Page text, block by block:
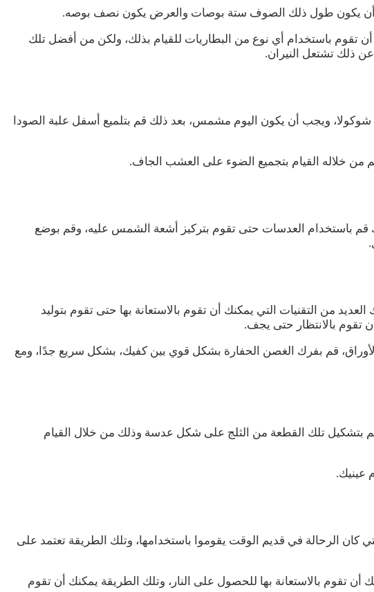
أن يكون طول ذلك الصوف ستة بوصات والعرض يكون نصف بوصه.
تقوم باستخدام أي نوع من البطاريات للقيام بذلك، ولكن من أفضل تلك
ذلك تشتعل النيران.
شوكولا، ويجب أن يكون اليوم مشمس، بعد ذلك قم بتلميع أسفل علبة الصودا
من خلاله القيام بتجميع الضوء على العشب الجاف.
قم باستخدام العدسات حتى تقوم بتركيز أشعة الشمس عليه، وقم بوضع
من التقنيات التي يمكنك أن تقوم بالاستعانة بها حتى تقوم بتوليد
تقوم بالانتظار حتى يجف.
قم بفرك الغصن الحفارة بشكل قوي بين كفيك، بشكل سريع جدًا، ومع
بتشكيل تلك القطعة من الثلج على شكل عدسة وذلك من خلال القيام
عينيك.
الرحالة في قديم الوقت يقوموا باستخدامها، وتلك الطريقة تعتمد على
أن تقوم بالاستعانة بها للحصول على النار، وتلك الطريقة يمكنك أن تقوم